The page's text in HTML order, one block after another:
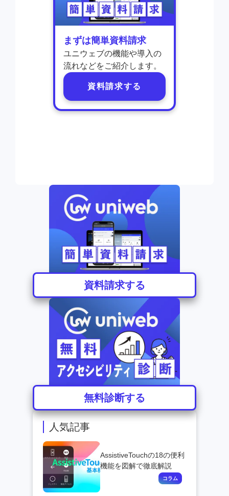
まずは簡単資料請求
ユニウェブの機能や導入の
流れなどをご紹介します。
資料請求する
人気記事
AssistiveTouchの18の便利
機能を図解で徹底解説
資料請求する
無料診断する